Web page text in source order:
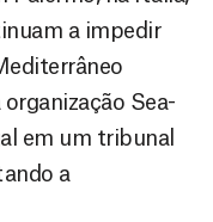
a impedir
Sea-
em um tribunal
a